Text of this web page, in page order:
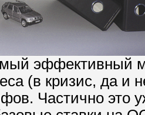
эффективный
(в кризис, да и
Частично это